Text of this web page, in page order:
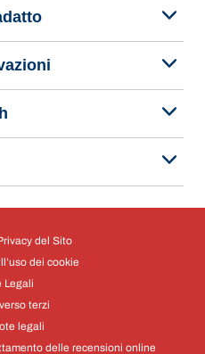
del Sito
dei cookie
Legali
terzi
legali
delle recensioni online